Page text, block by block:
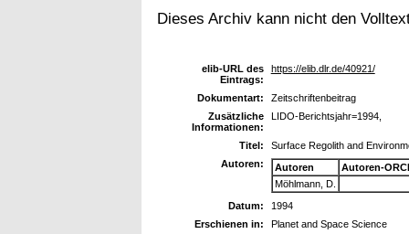
Dieses Archiv kann nicht den
elib-URL des
Eintrags:
https://elib.dlr.de/40921/
Dokumentart:
Zeitschriftenbeitrag
Zusätzliche
Informationen:
LIDO-Berichtsjahr=1994,
Titel:
Surface Regolith and
Autoren:
Autoren
Autoren-
Möhlmann, D.
Datum:
1994
Erschienen in:
Planet and Space Science